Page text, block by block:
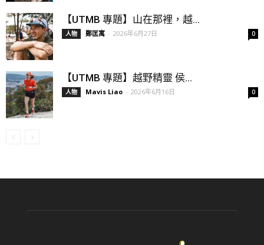
【UTMB 專題】山在那裡，越...
人物 鄭匡寓 - 2026年6月27日 0
【UTMB 專題】越野精靈 侯...
人物 Mavis Liao - 2026年6月16日 0